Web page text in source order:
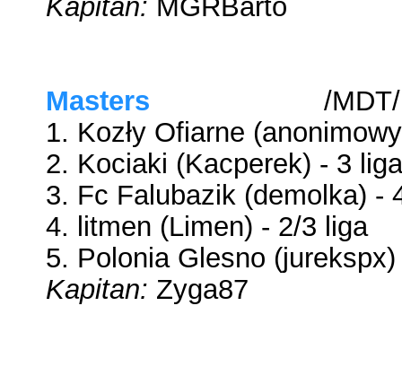
Kapitan: MGRBarto
Masters
/MDT/
1. Kozły Ofiarne
2. Kociaki (Kacperek) - 3 liga
3. Fc Falubazik (demolka) -
4. litmen (Limen) - 2/3 liga
5. Polonia Glesno
Kapitan: Zyga87